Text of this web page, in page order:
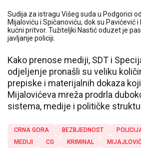
Sudija za istragu Višeg suda u Podgorici
Mijaloviću i Spičanoviću, dok su Pavićević
kućni pritvor. Tužiteljki Nastić oduzet je
javljanje policiji.
Kako prenose mediji, SDT i
odjeljenje pronašli su veliku
prepiske i materijalnih dokaza
Mijalovićeva mreža prodrla
sistema, medije i političke
CRNA GORA BEZBJEDNOST
MEDIJI
CG KRIMINAL